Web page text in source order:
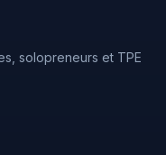
solopreneurs et TPE